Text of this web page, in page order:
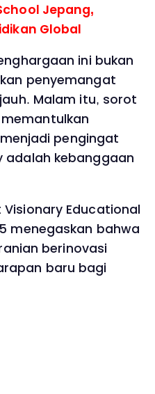
Jepang,
Global
ini bukan
penyemangat
Malam itu, sorot
pengingat
adalah kebanggaan
Educational
menegaskan bahwa
berinovasi
baru bagi